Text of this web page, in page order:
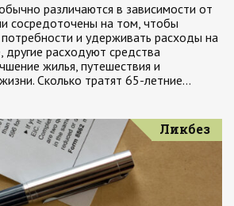
различаются в зависимости от
сосредоточены на том, чтобы
и удерживать расходы на
расходуют средства
жилья, путешествия и
Сколько тратят 65-летние…
Ликбез